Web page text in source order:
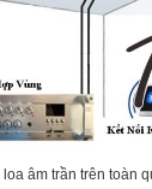
âm trần trên toàn